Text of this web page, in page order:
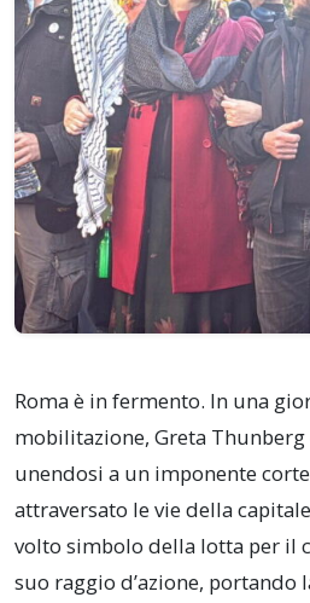
Roma è in fermento. In una
mobilitazione, Greta Thunberg
unendosi a un imponente
attraversato le vie della
volto simbolo della lotta per il
suo raggio d’azione, portando